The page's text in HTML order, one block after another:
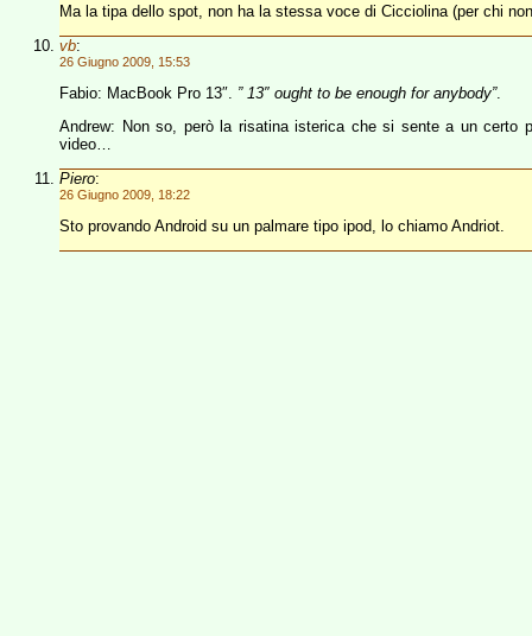
Ma la tipa dello spot, non ha la stessa voce di Cicciolina (per chi
vb:
26 Giugno 2009, 15:53
Fabio: MacBook Pro 13″. ” 13″ ought to be enough for anybody”.
Andrew: Non so, però la risatina isterica che si sente a un
video…
Piero:
26 Giugno 2009, 18:22
Sto provando Android su un palmare tipo ipod, lo chiamo Andriot.